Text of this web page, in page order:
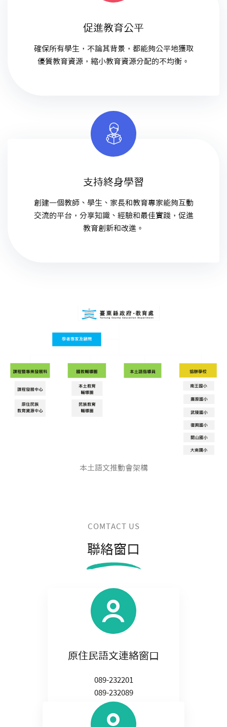
促進教育公平
確保所有學生，不論其背景，都能夠公平地獲取
優質教育資源，縮小教育資源分配的不均衡。
支持終身學習
創建一個教師、學生、家長和教育專家能夠互動
交流的平台，分享知識、經驗和最佳實踐，促進
教育創新和改進。
本土語文推動會架構
COMTACT US
聯絡窗口
原住民語文連絡窗口
089-232201
089-232089